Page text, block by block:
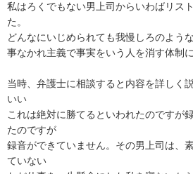
私はろくでもない男上司からいわばリス
た。
どんなにいじめられても我慢しろのよう
事なかれ主義で事実をいう人を消す体制
当時、弁護士に相談すると内容を詳しく
いい
これは絶対に勝てるといわれたのですが
たのですが
録音ができていません。その男上司は、
ていない